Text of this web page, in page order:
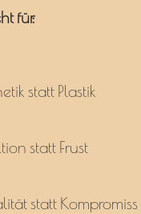
für:
statt Plastik
statt Frust
statt Kompromiss